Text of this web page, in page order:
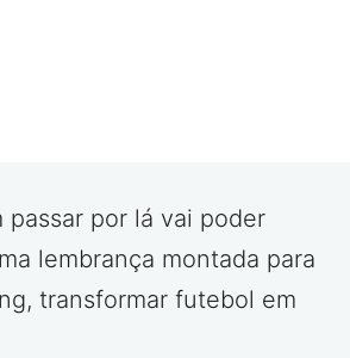
por lá vai poder
lembrança montada para
transformar futebol em